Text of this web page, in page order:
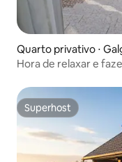
Quarto privativo ⋅
Hora de relaxar e
Superhost
Superhost